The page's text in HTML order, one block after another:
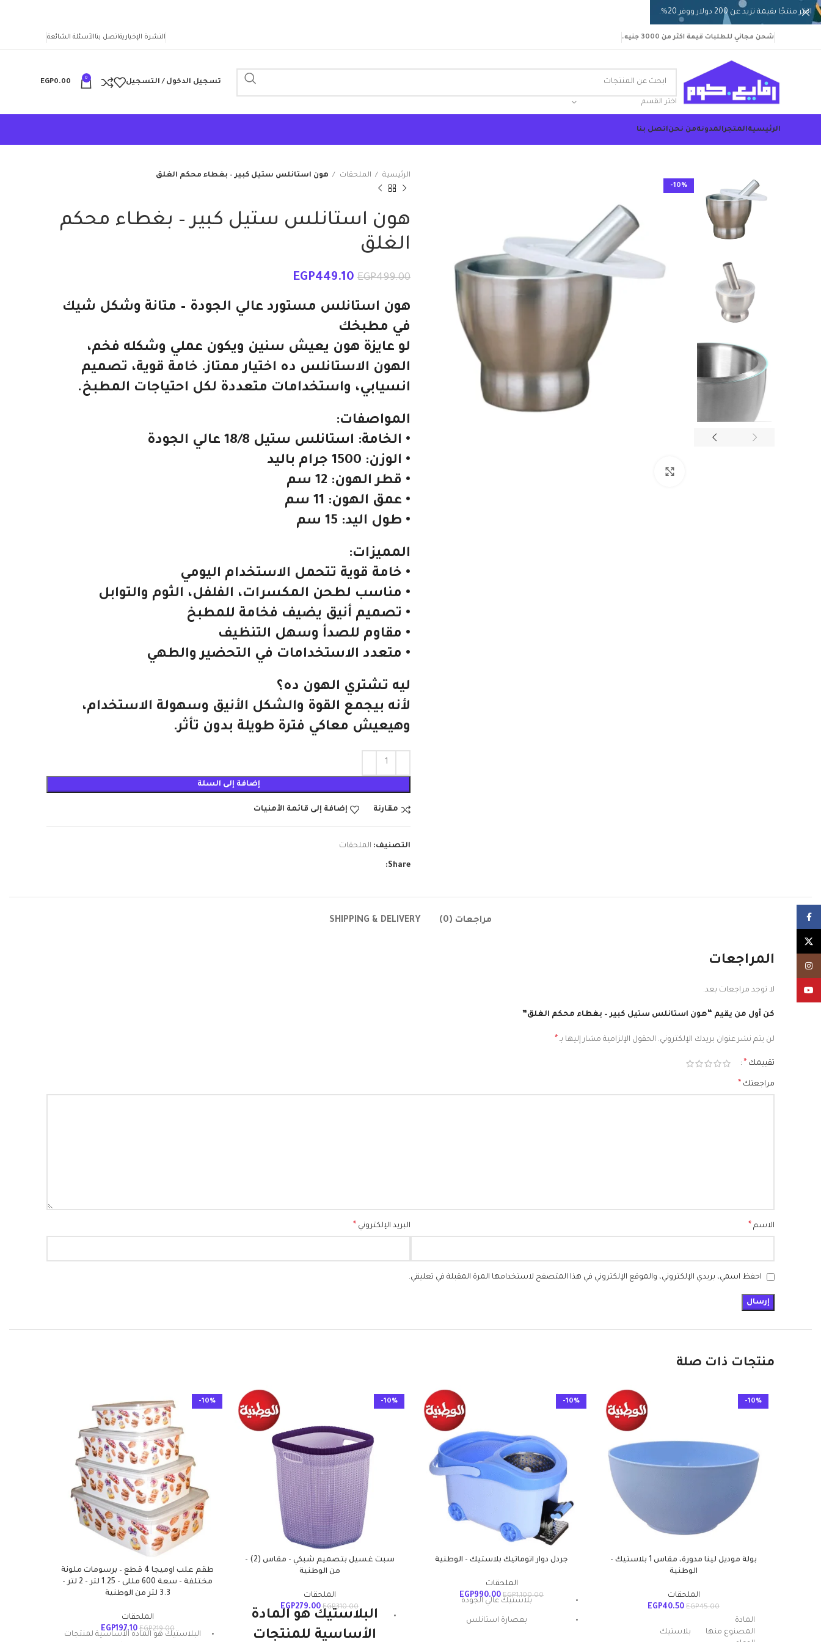
شحن مجاني للطلبات قيمة اكثر من 3000 جنيه. النشرة الإخباريةاتصل بناالأسئلة الشائعة
اختر القسم
تسجيل الدخول / التسجيل
0
EGP0.00
الرئيسيةالمتجرالمدونةمن نحناتصل بنا
-10%
الرئيسية الملحقات هون استانلس ستيل كبير – بغطاء محكم الغلق
هون استانلس ستيل كبير – بغطاء محكم
الغلق
EGP499.00
EGP449.10
هون استانلس مستورد عالي الجودة – متانة وشكل شيك
في مطبخك
لو عايزة هون يعيش سنين ويكون عملي وشكله فخم،
الهون الاستانلس ده اختيار ممتاز. خامة قوية، تصميم
انسيابي، واستخدامات متعددة لكل احتياجات المطبخ.
المواصفات:
• الخامة: استانلس ستيل 18/8 عالي الجودة
• الوزن: 1500 جرام باليد
• قطر الهون: 12 سم
• عمق الهون: 11 سم
• طول اليد: 15 سم
المميزات:
• خامة قوية تتحمل الاستخدام اليومي
• مناسب لطحن المكسرات، الفلفل، الثوم والتوابل
• تصميم أنيق يضيف فخامة للمطبخ
• مقاوم للصدأ وسهل التنظيف
• متعدد الاستخدامات في التحضير والطهي
ليه تشتري الهون ده؟
لأنه بيجمع القوة والشكل الأنيق وسهولة الاستخدام،
وهيعيش معاكي فترة طويلة بدون تأثر.
إضافة إلى السلة
مقارنة إضافة إلى قائمة الأمنيات
التصنيف: الملحقات
Share:
مراجعات (0) SHIPPING & DELIVERY
المراجعات
لا توجد مراجعات بعد.
كن أول من يقيم “هون استانلس ستيل كبير – بغطاء محكم الغلق”
لن يتم نشر عنوان بريدك الإلكتروني. الحقول الإلزامية مشار إليها بـ *
تقييمك *
مراجعتك *
الاسم * البريد الإلكتروني *
احفظ اسمي، بريدي الإلكتروني، والموقع الإلكتروني في هذا المتصفح لاستخدامها المرة المقبلة في تعليقي.
منتجات ذات صلة
-10%
بولة موديل لينا مدورة، مقاس 1 بلاستيك –
الوطنية
الملحقات
EGP45.00
EGP40.50
المادة
المصنوع منها
بلاستيك
-10%
جردل دوار اتوماتيك بلاستيك – الوطنية
الملحقات
EGP1,100.00
EGP990.00
بلاستيك عالي الجودة
بعصارة استانلس
-10%
سبت غسيل بتصميم شبكي – مقاس (2) –
من الوطنية
الملحقات
EGP310.00
EGP279.00
البلاستيك هو المادة
الأساسية للمنتجات
-10%
طقم علب اوميجا 4 قطع – برسومات ملونة
مختلفة – سعة 600 مللى – 1.25 لتر – 2 لتر –
3.3 لتر من الوطنية
الملحقات
EGP219.00
EGP197.10
البلاستيك هو المادة الأساسية لمنتجات
اختر منتجًا بقيمة تزيد عن 200 دولار ووفر 20%.
Instagram
YouTube